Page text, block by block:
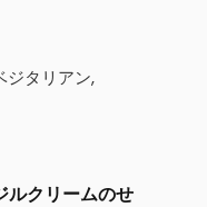
ジタリアン,
ルクリームのせ